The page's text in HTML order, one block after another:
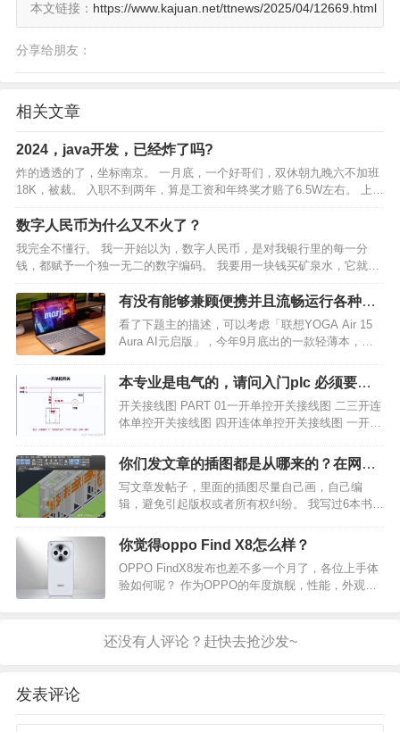
本文链接： https://www.kajuan.net/ttnews/2025/04/12669.html
分享给朋友：
相关文章
2024，java开发，已经炸了吗?
炸的透透的了，坐标南京。 一月底，一个好哥们，双休朝九晚六不加班
18K，被裁。 入职不到两年，算是工资和年终奖才赔了6.5W左右。 上周
五新公司入职，周六开始加班。现在每周134加班到晚上八点，好像薪资
还不如以前高。三月上旬，另一个好哥们，…
数字人民币为什么又不火了？
我完全不懂行。 我一开始以为，数字人民币，是对我银行里的每一分
钱，都赋予一个独一无二的数字编码。 我要用一块钱买矿泉水，它就从
我的存款中随机选取一百个一分钱，组合成一块钱，支付给商家。 我花
一百块钱吃饭，它就随机选取一万个一分钱，组合成一百…
有没有能够兼顾便携并且流畅运行各种AI
应用的笔记本？求推荐?
看了下题主的描述，可以考虑「联想YOGA Air 15
Aura AI元启版」，今年9月底出的一款轻薄本，也
新的「酷睿 Ultra 7 258V」，主要亮点就是AI性能、
图形处理能力和能效，很…
本专业是电气的，请问入门plc 必须要从
电工接线开始吗，我怕被公司骗了，想请
教各位?
开关接线图 PART 01一开单控开关接线图 二三开连
体单控开关接线图 四开连体单控开关接线图 一开五
控开关接线图 二三开单控开关接线图 四开单控开关
接线图 一…
你们发文章的插图都是从哪来的？在网上
搜出来的图能用吗？
写文章发帖子，里面的插图尽量自己画，自己编
辑，避免引起版权或者所有权纠纷。 我写过6本书，
是自己绘制的，照片绝大多数是自己拍摄的，摘自
技术样本的图则必须加以说明。 自己制图，看似麻
烦，但积少成…
你觉得oppo Find X8怎么样？
OPPO FindX8发布也差不多一个月了，各位上手体
验如何呢？ 作为OPPO的年度旗舰，性能，外观，
像。 众所周知，这次OPPO Fin…
发表评论